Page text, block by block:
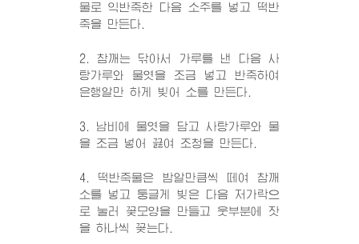
물로 익반죽한 다음 소주를 넣고 떡반
죽을 만든다.
2. 참깨는 닦아서 가루를 낸 다음 사
탕가루와 물엿을 조금 넣고 반죽하여
은행알만 하게 빚어 소를 만든다.
3. 남비에 물엿을 담고 사탕가루와 물
을 조금 넣어 끓여 조청을 만든다.
4. 떡반죽물은 밤알만큼씩 떼여 참깨
소를 넣고 둥글게 빚은 다음 저가락으
로 눌러 꽃모양을 만들고 웃부분에 잣
을 하나씩 꽂는다.